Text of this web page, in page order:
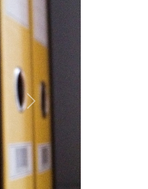
Anda
pelayanan prima di
Next